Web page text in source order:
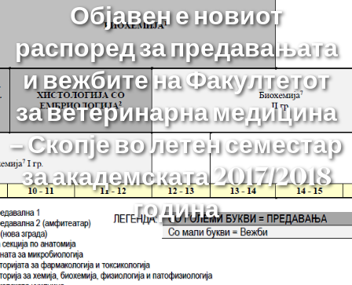
Објавен е новиот
распоред за предавањата
и вежбите на Факултетот
за ветеринарна медицина
– Скопје во летен семестар
за академската 2017/2018
година